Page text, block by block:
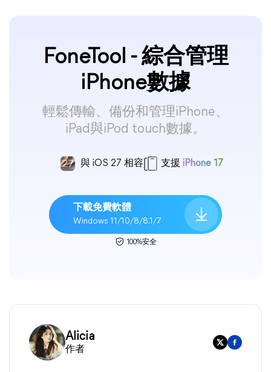
FoneTool - 綜合管理
iPhone數據
輕鬆傳輸、備份和管理iPhone、
iPad與iPod touch數據。
與 iOS 27 相容 支援 iPhone 17
下載免費軟體
Windows 11/10/8/8.1/7
100%安全
Alicia
作者